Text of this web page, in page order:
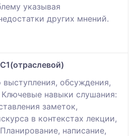
указывая
других мнений.
обсуждения,
Ключевые навыки слушания:
заметок,
в контекстах лекции,
написание,